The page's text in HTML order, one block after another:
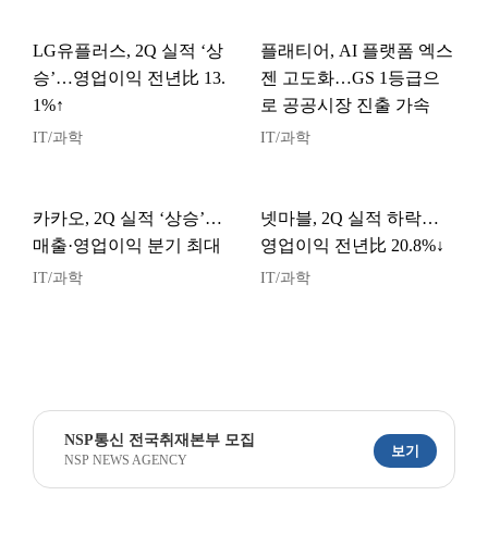
LG유플러스, 2Q 실적 ‘상
승’…영업이익 전년比 13.
1%↑
IT/과학
플래티어, AI 플랫폼 엑스
젠 고도화…GS 1등급으
로 공공시장 진출 가속
IT/과학
카카오, 2Q 실적 ‘상승’…
매출·영업이익 분기 최대
IT/과학
넷마블, 2Q 실적 하락…
영업이익 전년比 20.8%↓
IT/과학
NSP통신 전국취재본부 모집
NSP NEWS AGENCY
보기